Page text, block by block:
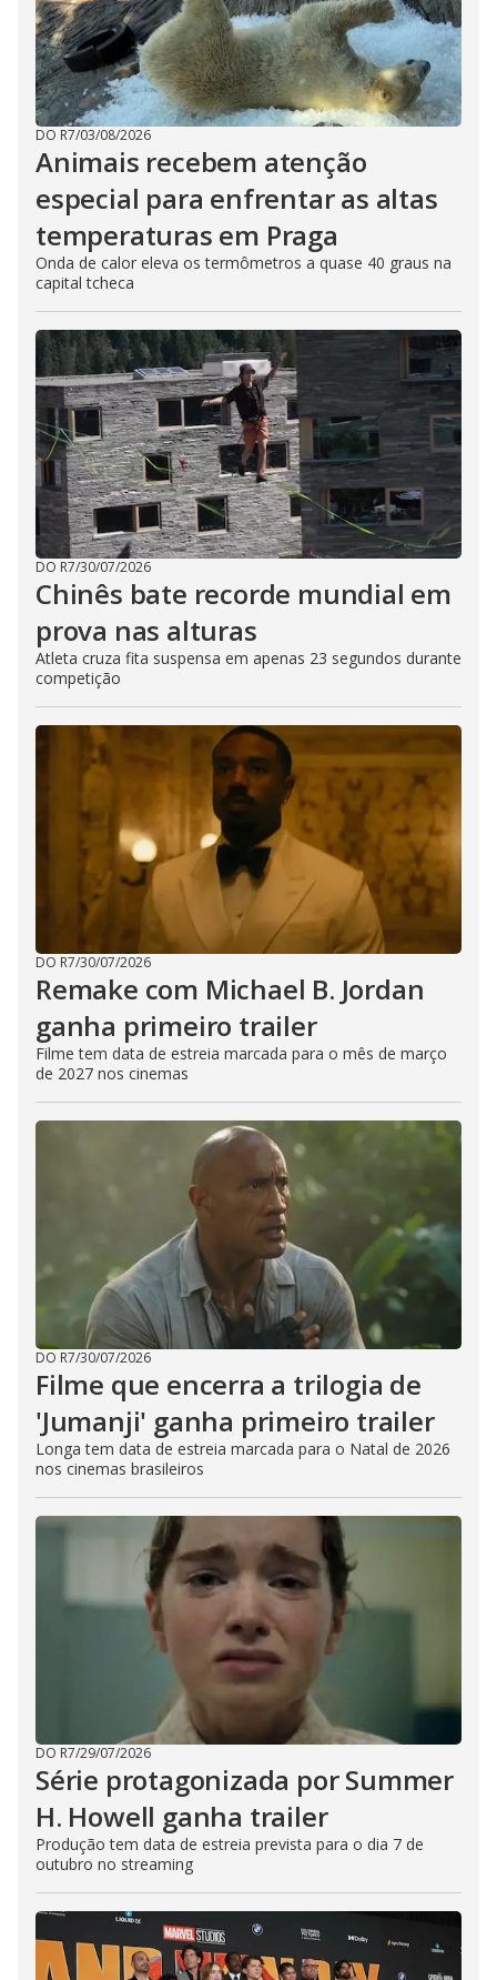
DO R7/03/08/2026
Animais recebem atenção
especial para enfrentar as altas
temperaturas em Praga
Onda de calor eleva os termômetros a quase 40 graus na
capital tcheca
DO R7/30/07/2026
Chinês bate recorde mundial em
prova nas alturas
Atleta cruza fita suspensa em apenas 23 segundos durante
competição
DO R7/30/07/2026
Remake com Michael B. Jordan
ganha primeiro trailer
Filme tem data de estreia marcada para o mês de março
de 2027 nos cinemas
DO R7/30/07/2026
Filme que encerra a trilogia de
'Jumanji' ganha primeiro trailer
Longa tem data de estreia marcada para o Natal de 2026
nos cinemas brasileiros
DO R7/29/07/2026
Série protagonizada por Summer
H. Howell ganha trailer
Produção tem data de estreia prevista para o dia 7 de
outubro no streaming